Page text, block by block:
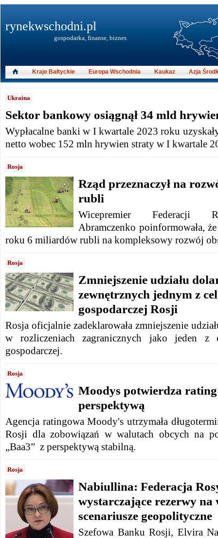
Ukraina
Sektor bankowy osiągnął 34 mld
Wypłacalne banki w I kwartale 2023 roku
netto wobec 152 mln hrywien straty w I kwartale
Rosja
Rząd przeznaczył na
rubli
Wicepremier Federacji
Abramczenko poinformowała,
roku 6 miliardów rubli na kompleksowy rozwój
Rosja
Zmniejszenie udziału
zewnętrznych jednym z
gospodarczej Rosji
Rosja oficjalnie zadeklarowała zmniejszenie
w rozliczeniach zagranicznych jako jeden
gospodarczej.
Rosja
Moodys potwierdza
perspektywą
Agencja ratingowa Moody's utrzymała
Rosji dla zobowiązań w walutach obcych na
„Baa3” z perspektywą stabilną.
Rosja
Nabiullina: Federacja
wystarczające rezerwy na
scenariusze geopolityczne
Szefowa Banku Rosji, Elvira
rynekwschodni.pl
gospodarka, finanse, biznes
Kraje Bałtyckie Europa Wschodnia Kaukaz Azja